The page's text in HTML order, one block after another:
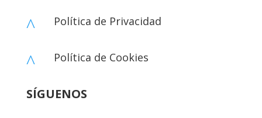
^ Política de Privacidad
^ Política de Cookies
SÍGUENOS